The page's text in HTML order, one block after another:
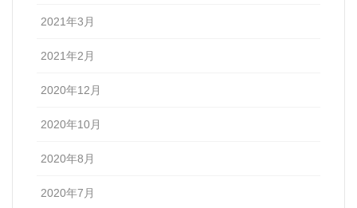
2021年3月
2021年2月
2020年12月
2020年10月
2020年8月
2020年7月